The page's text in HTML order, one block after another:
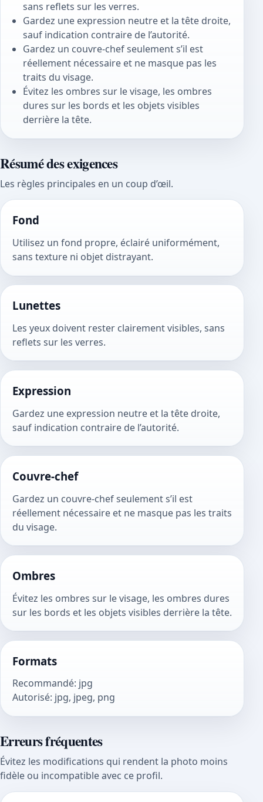
sans reflets sur les verres.
Gardez une expression neutre et la tête droite,
sauf indication contraire de l’autorité.
Gardez un couvre-chef seulement s’il est
réellement nécessaire et ne masque pas les
traits du visage.
Évitez les ombres sur le visage, les ombres
dures sur les bords et les objets visibles
derrière la tête.
Résumé des exigences
Les règles principales en un coup d’œil.
Fond
Utilisez un fond propre, éclairé uniformément,
sans texture ni objet distrayant.
Lunettes
Les yeux doivent rester clairement visibles, sans
reflets sur les verres.
Expression
Gardez une expression neutre et la tête droite,
sauf indication contraire de l’autorité.
Couvre-chef
Gardez un couvre-chef seulement s’il est
réellement nécessaire et ne masque pas les traits
du visage.
Ombres
Évitez les ombres sur le visage, les ombres dures
sur les bords et les objets visibles derrière la tête.
Formats
Recommandé: jpg
Autorisé: jpg, jpeg, png
Erreurs fréquentes
Évitez les modifications qui rendent la photo moins
fidèle ou incompatible avec ce profil.